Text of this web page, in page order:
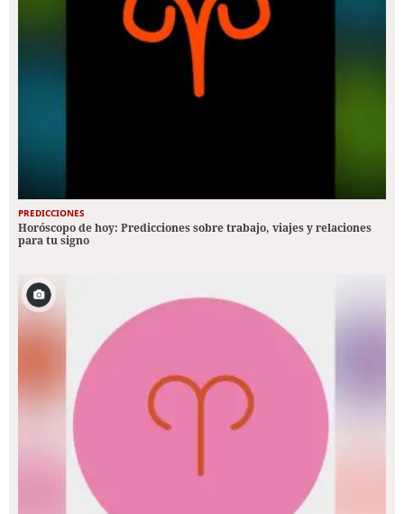
PREDICCIONES
Horóscopo de hoy: Predicciones sobre trabajo, viajes y relaciones
para tu signo